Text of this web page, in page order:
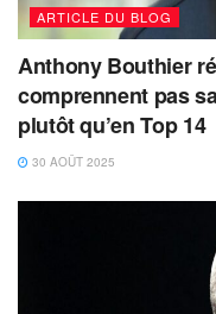
ARTICLE DU BLOG
Anthony Bouthier
comprennent pas
plutôt qu’en Top 14
30 AOÛT 2025